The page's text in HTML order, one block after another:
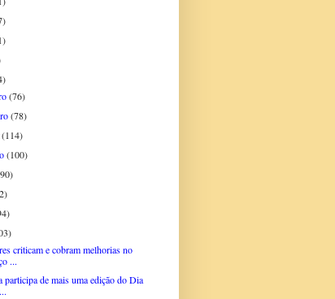
(76)
(78)
(114)
(100)
criticam e cobram melhorias no
...
participa de mais uma edição do Dia